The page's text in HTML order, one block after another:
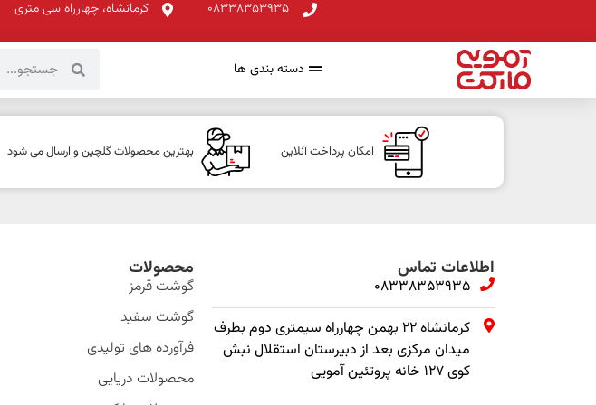
08338353935 کرمانشاه، چهارراه سی متری
دسته بندی ها
امکان پرداخت آنلاین بهترین محصولات گلچین و ارسال می شود
اطلاعات تماس
08338353935
کرمانشاه ۲۲ بهمن چهارراه سیمتری دوم بطرف
میدان مرکزی بعد از دبیرستان استقلال نبش
کوی ۱۲۷ خانه پروتئین آمویی
محصولات
گوشت قرمز
گوشت سفید
فرآورده های تولیدی
محصولات دریایی